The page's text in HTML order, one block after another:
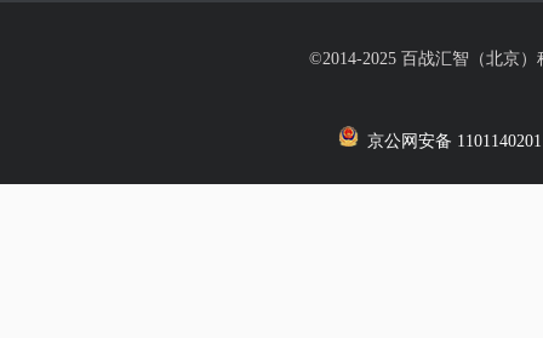
©2014-2025 百战汇智（北京
京公网安备